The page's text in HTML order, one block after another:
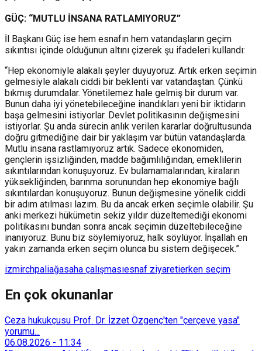
GÜÇ: “MUTLU İNSANA RATLAMIYORUZ”
İl Başkanı Güç ise hem esnafın hem vatandaşların geçim
sıkıntısı içinde olduğunun altını çizerek şu ifadeleri kullandı:
“Hep ekonomiyle alakalı şeyler duyuyoruz. Artık erken seçimin
gelmesiyle alakalı ciddi bir beklenti var vatandaştan. Çünkü
bıkmış durumdalar. Yönetilemez hale gelmiş bir durum var.
Bunun daha iyi yönetebileceğine inandıkları yeni bir iktidarın
başa gelmesini istiyorlar. Devlet politikasının değişmesini
istiyorlar. Şu anda sürecin anlık verilen kararlar doğrultusunda
doğru gitmediğine dair bir yaklaşım var bütün vatandaşlarda.
Mutlu insana rastlamıyoruz artık. Sadece ekonomiden,
gençlerin işsizliğinden, madde bağımlılığından, emeklilerin
sıkıntılarından konuşuyoruz. Ev bulamamalarından, kiraların
yüksekliğinden, barınma sorunundan hep ekonomiye bağlı
sıkıntılardan konuşuyoruz. Bunun değişmesine yönelik ciddi
bir adım atılması lazım. Bu da ancak erken seçimle olabilir. Şu
anki merkezi hükümetin sekiz yıldır düzeltemediği ekonomi
politikasını bundan sonra ancak seçimin düzeltebileceğine
inanıyoruz. Bunu biz söylemiyoruz, halk söylüyor. İnşallah en
yakın zamanda erken seçim olunca bu sistem değişecek.”
izmirchpaliağasaha çalışmasıesnaf ziyaretierken seçim
En çok okunanlar
Ceza hukukçusu Prof. Dr. İzzet Özgenç'ten "çerçeve yasa"
yorumu...
06.08.2026 - 11:34